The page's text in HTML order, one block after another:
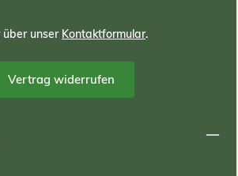
über unser Kontaktformular.
Vertrag widerrufen